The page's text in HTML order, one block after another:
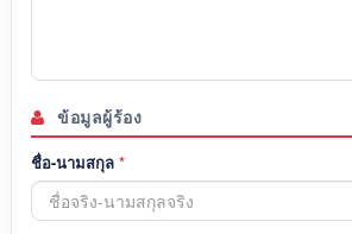
ข้อมูลผู้ร้อง
ชื่อ-นามสกุล *